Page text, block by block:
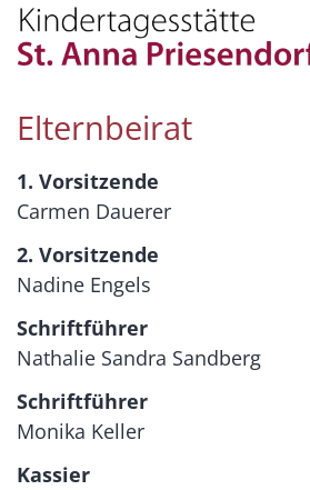
Zum Inhalt springen
Elternbeirat
1. Vorsitzende
Carmen Dauerer
2. Vorsitzende
Nadine Engels
Schriftführer
Nathalie Sandra Sandberg
Schriftführer
Monika Keller
Kassier